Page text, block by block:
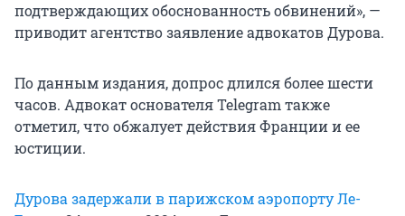
подтверждающих обоснованность обвинений», —
приводит агентство заявление адвокатов Дурова.
По данным издания, допрос длился более шести
часов. Адвокат основателя Telegram также
отметил, что обжалует действия Франции и ее
юстиции.
Дурова задержали в парижском аэропорту Ле-